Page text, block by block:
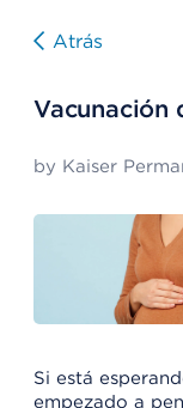
Atrás
Vacunación
by Kaiser
Si está
empezado a